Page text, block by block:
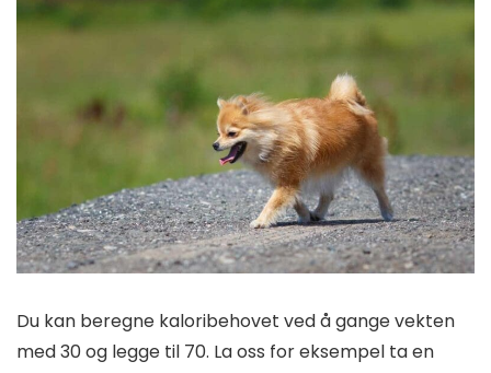
Du kan beregne kaloribehovet ved å gange vekten
med 30 og legge til 70. La oss for eksempel ta en